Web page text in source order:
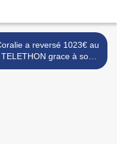
a reversé 1023€ au
TELETHON grace à son
opération pudding ! >